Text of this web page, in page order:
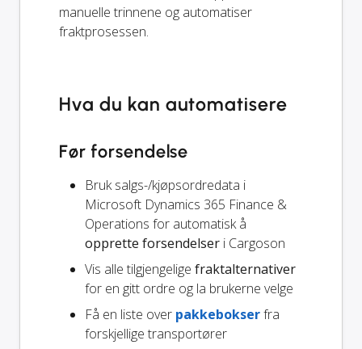
manuelle trinnene og automatiser
fraktprosessen.
Hva du kan automatisere
Før forsendelse
Bruk salgs-/kjøpsordredata i
Microsoft Dynamics 365 Finance &
Operations for automatisk å
opprette forsendelser i Cargoson
Vis alle tilgjengelige fraktalternativer
for en gitt ordre og la brukerne velge
Få en liste over pakkebokserfra
forskjellige transportører